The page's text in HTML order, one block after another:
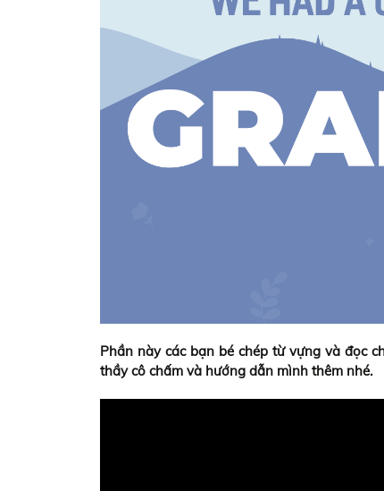
Phần này các bạn bé chép từ vựng và đọc
thầy cô chấm và hướng dẫn mình thêm nhé.